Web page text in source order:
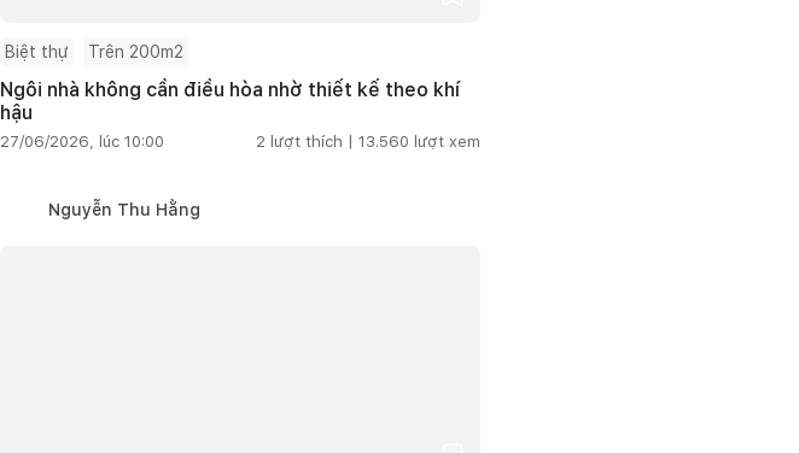
Biệt thự Trên 200m2
Ngôi nhà không cần điều hòa nhờ thiết kế theo khí
hậu
27/06/2026, lúc 10:00 2 lượt thích | 13.560 lượt xem
Nguyễn Thu Hằng